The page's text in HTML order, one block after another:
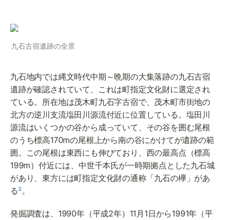
九石古宿遺跡の全景
九石地内では縄文時代中期～晩期の大集落跡の九石古宿
遺跡が確認されていて、これは町指定文化財に選定され
ている。所在地は茂木町九石字古宿で、茂木町市街地の
北方の逆川支流塩田川源流付近に位置している。塩田川
源流はいくつかの谷から成っていて、その谷を囲む尾根
のうち標高170mの尾根上から南の谷にかけてが遺跡の範
囲。この尾根は東西にも伸びており、西の最高点（標高
199m）付近には、中世千本氏が一時期拠点とした九石城
があり、東方には町指定文化財の通称「九石の欅」があ
る²。
発掘調査は、1990年（平成2年）11月1日から1991年（平